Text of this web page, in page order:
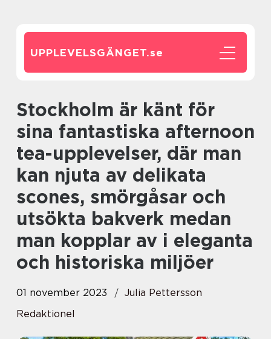
UPPLEVELSGÄNGET.se
Stockholm är känt för
sina fantastiska afternoon
tea-upplevelser, där man
kan njuta av delikata
scones, smörgåsar och
utsökta bakverk medan
man kopplar av i eleganta
och historiska miljöer
01 november 2023
Julia Pettersson
Redaktionel